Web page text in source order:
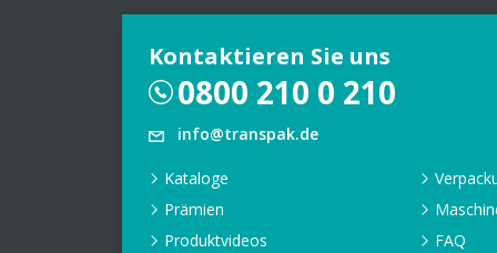
Kontaktieren Sie uns
0800 210 0 210
info@transpak.de
Kataloge
Prämien
Produktvideos
FAQ